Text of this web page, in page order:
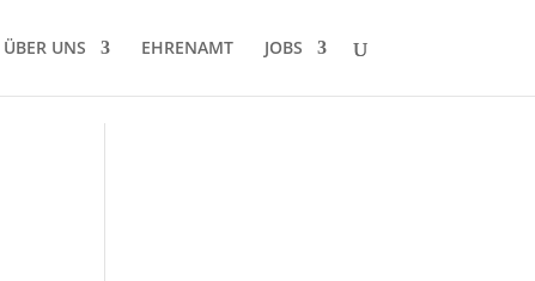
ÜBER UNS EHRENAMT JOBS